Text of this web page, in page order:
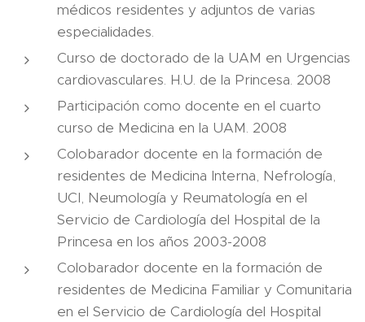
médicos residentes y adjuntos de varias
especialidades.
Curso de doctorado de la UAM en Urgencias
cardiovasculares. H.U. de la Princesa. 2008
Participación como docente en el cuarto
curso de Medicina en la UAM. 2008
Colobarador docente en la formación de
residentes de Medicina Interna, Nefrología,
UCI, Neumología y Reumatología en el
Servicio de Cardiología del Hospital de la
Princesa en los años 2003-2008
Colobarador docente en la formación de
residentes de Medicina Familiar y Comunitaria
en el Servicio de Cardiología del Hospital